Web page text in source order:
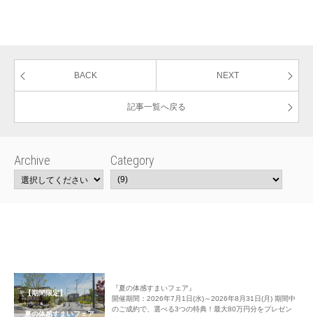
BACK NEXT
記事一覧へ戻る
Archive Category
【期間限定】
夏の体感すまいフェア
『夏の体感すまいフェア』
開催期間：2026年7月1日(水)～2026年8月31日(月) 期間中
のご成約で、選べる3つの特典！最大80万円分をプレゼン